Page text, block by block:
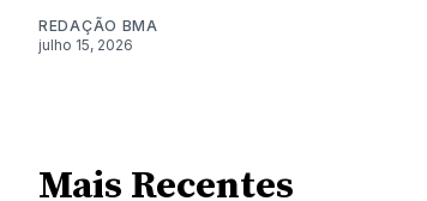
REDAÇÃO BMA
julho 15, 2026
Mais Recentes